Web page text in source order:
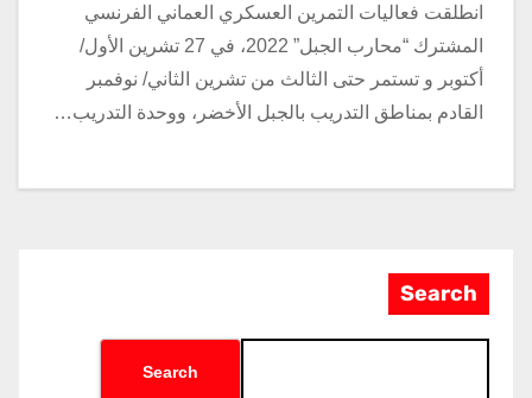
انطلقت فعاليات التمرين العسكري العماني الفرنسي
المشترك “محارب الجبل” 2022، في 27 تشرين الأول/
أكتوبر و تستمر حتى الثالث من تشرين الثاني/ نوفمبر
القادم بمناطق التدريب بالجبل الأخضر، ووحدة التدريب…
Search
Search